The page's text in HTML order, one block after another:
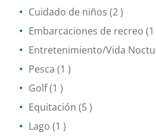
Cuidado de niños (2 )
Embarcaciones de recreo (1
Entretenimiento/Vida
Pesca (1 )
Golf(1 )
Equitación (5 )
Lago (1 )